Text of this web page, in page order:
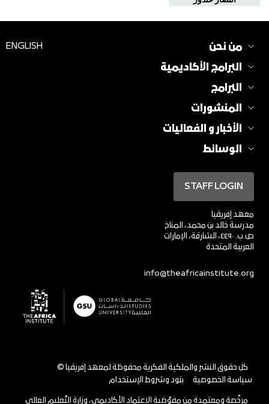
من نحن
البرامج الأكاديمية
البرامج
المنشورات
الأخبار و الفعاليات
الوسائط
معهد إفريقيا
مدرسة خالد بن محمد، المناخ
ص.ب. ٤٤٩٠، الشارقة، الإمارات
العربية المتحدة
info@theafricainstitute.org
STAFF LOGIN
ENGLISH
© كل حقوق النشر والملكية الفكرية محفوظة لمعهد إفريقيا
بنود وشروط الإستخدام
سياسة الخصوصية
مرخَّصة ومعتمدة من مفوَّضية الاعتماد الأكاديمي، وزارة التَّعليم العالي